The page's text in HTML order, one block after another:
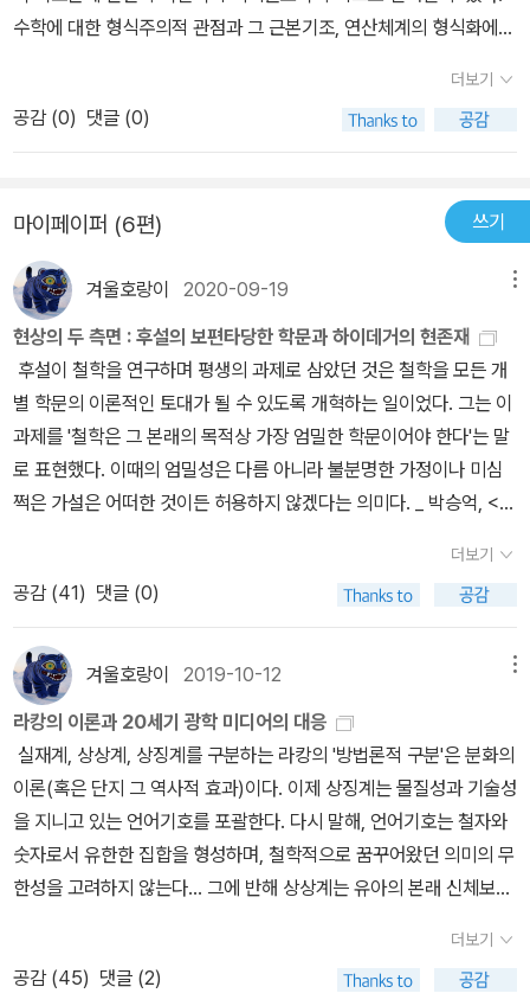
수학에 대한 형식주의적 관점과 그 근본기조, 연산체계의 형식화에
개념의 정의, 형식화 사례로서 명제논리 연산체계의 형식화 과정, 최
종 목표인 괴델의 증명과 그 방법론적 특징까지ㅡ한 쪽 한 문단 한 단
어 어느 하나 대충 읽고 지나갈 수 없을 만큼, 구석구석까지 아주 훌륭
어서 행복하다고 느낄 정도였다. 짧지만, 몇 번이고 다시 읽고 싶을 수
작이다. 다만 한 가지 첨언하자면, 명제논리 및 양화논리에 대한 기초
적인 지식이 있어야 이 책을 온전하게 이해할 수 있을 것이다. 철학책
에서 어떤 논리식과 그 도출과정이 나왔을 때에는, 그 정식을 형식언
어체계 내에서 구문론적으로 이해하고 그 연역과정을 직접 재구성해
보는 것이, 그 논리식과 연관된 논의를 온전하게 이해하는 가장 좋은
방법이다.
더보기
공감 (0) 댓글 (0)
마이페이퍼 (6편) 쓰기
겨울호랑이 2020-09-19
현상의 두 측면 : 후설의 보편타당한 학문과 하이데거의 현존재
후설이 철학을 연구하며 평생의 과제로 삼았던 것은 철학을 모든 개
별 학문의 이론적인 토대가 될 수 있도록 개혁하는 일이었다. 그는 이
과제를 '철학은 그 본래의 목적상 가장 엄밀한 학문이어야 한다'는 말
로 표현했다. 이때의 엄밀성은 다름 아니라 불분명한 가정이나 미심
쩍은 가설은 어떠한 것이든 허용하지 않겠다는 의미다. _ 박승억, <후
보기에 종래의 철학은 존재를 늘 존재자처럼 다루었다. 바꾸어 말하
면, 이 세상의 모든 대상들은 다 존재자, 즉 '있는 것'들이다. 그런데 그
존재자들이 '있는 것'이기 위해서는 언제나 '존재', 즉 '있음'이 어떤 식
으로든 전제되어 있다. 그래서 전통적으로는 '존재'를 '존재자를 존재
자이게 해 주는 어떤 것'으로 이해해왔던 것이다. 그런데 이때 '존
재'를 '어떤 것'으로 보면, 그것은 다시 존재를 존재자처럼 보는 것은
결국 존재를 보이지 않게 만드는 접근 방식이었다. 이러한 사정을 그
는 '은폐'라는 이름으로 표현했다. _ 박승억, <후설 & 하이데거 : 현상
학, 철학의 위기를 돌파하라>, p31 현상학의 두 거장 에드문트 후설(
Edmund Husserl, 1859 ~ 1938)과 마르틴 하이데거(Martin Hei
degger, 1889 ~ 1976)의 사상을 다룬 <후설 & 하이데거 : 현상학,
철학의 위기를 돌파하라>는 이성(理性, reason)으로 대표되는 근
대 유럽 문명과 과학 기술 문명의 한계를 극복하려는 서로 다른 방법
더보기
공감 (41) 댓글 (0)
겨울호랑이 2019-10-12
라캉의 이론과 20세기 광학 미디어의 대응
실재계, 상상계, 상징계를 구분하는 라캉의 '방법론적 구분'은 분화의
이론(혹은 단지 그 역사적 효과)이다. 이제 상징계는 물질성과 기술성
을 지니고 있는 언어기호를 포괄한다. 다시 말해, 언어기호는 철자와
숫자로서 유한한 집합을 형성하며, 철학적으로 꿈꾸어왔던 의미의 무
한성을 고려하지 않는다... 그에 반해 상상계는 유아의 본래 신체보다
생겨난다. 왜냐하면 실재계 속에서는 모든 것이 호흡 곤란, 추위, 현기
증과 더불어 시작되기 때문이다. 그러므로 상상계는 영화의 요람기에
더보기
공감 (45) 댓글 (2)